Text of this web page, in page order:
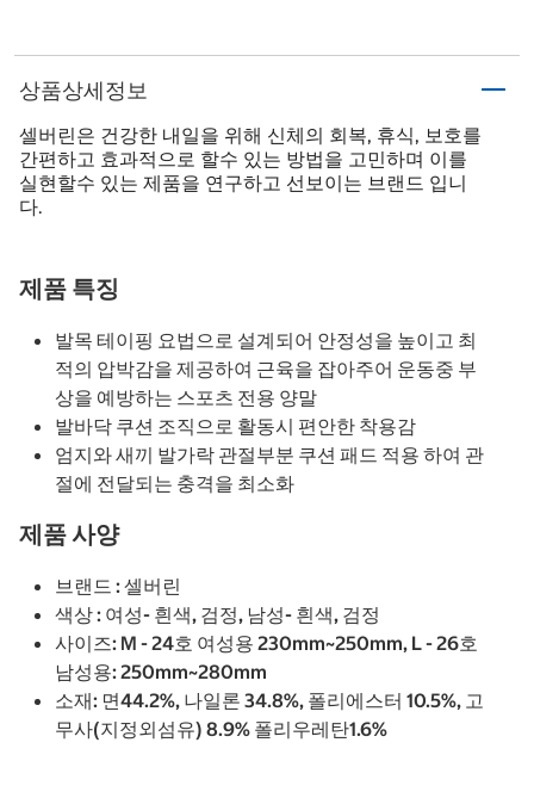
상품상세정보
셀버린은 건강한 내일을 위해 신체의 회복, 휴식, 보호를
간편하고 효과적으로 할수 있는 방법을 고민하며 이를
실현할수 있는 제품을 연구하고 선보이는 브랜드 입니
다.
제품 특징
발목 테이핑 요법으로 설계되어 안정성을 높이고 최
적의 압박감을 제공하여 근육을 잡아주어 운동중 부
상을 예방하는 스포츠 전용 양말
발바닥 쿠션 조직으로 활동시 편안한 착용감
엄지와 새끼 발가락 관절부분 쿠션 패드 적용 하여 관
절에 전달되는 충격을 최소화
제품 사양
브랜드 : 셀버린
색상 : 여성- 흰색, 검정, 남성- 흰색, 검정
사이즈: M - 24호 여성용 230mm~250mm, L - 26호
남성용: 250mm~280mm
소재: 면44.2%, 나일론 34.8%, 폴리에스터 10.5%, 고
무사(지정외섬유) 8.9% 폴리우레탄1.6%